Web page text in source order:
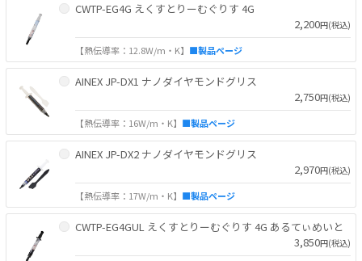
CWTP-EG4G えくすとりーむぐりす 4G
2,200円(税込)
【熱伝導率：12.8W/m・K】 ■製品ページ
AINEX JP-DX1 ナノダイヤモンドグリス
2,750円(税込)
【熱伝導率：16W/m・K】 ■製品ページ
AINEX JP-DX2 ナノダイヤモンドグリス
2,970円(税込)
【熱伝導率：17W/m・K】 ■製品ページ
CWTP-EG4GUL えくすとりーむぐりす 4G あるてぃめいと
3,850円(税込)